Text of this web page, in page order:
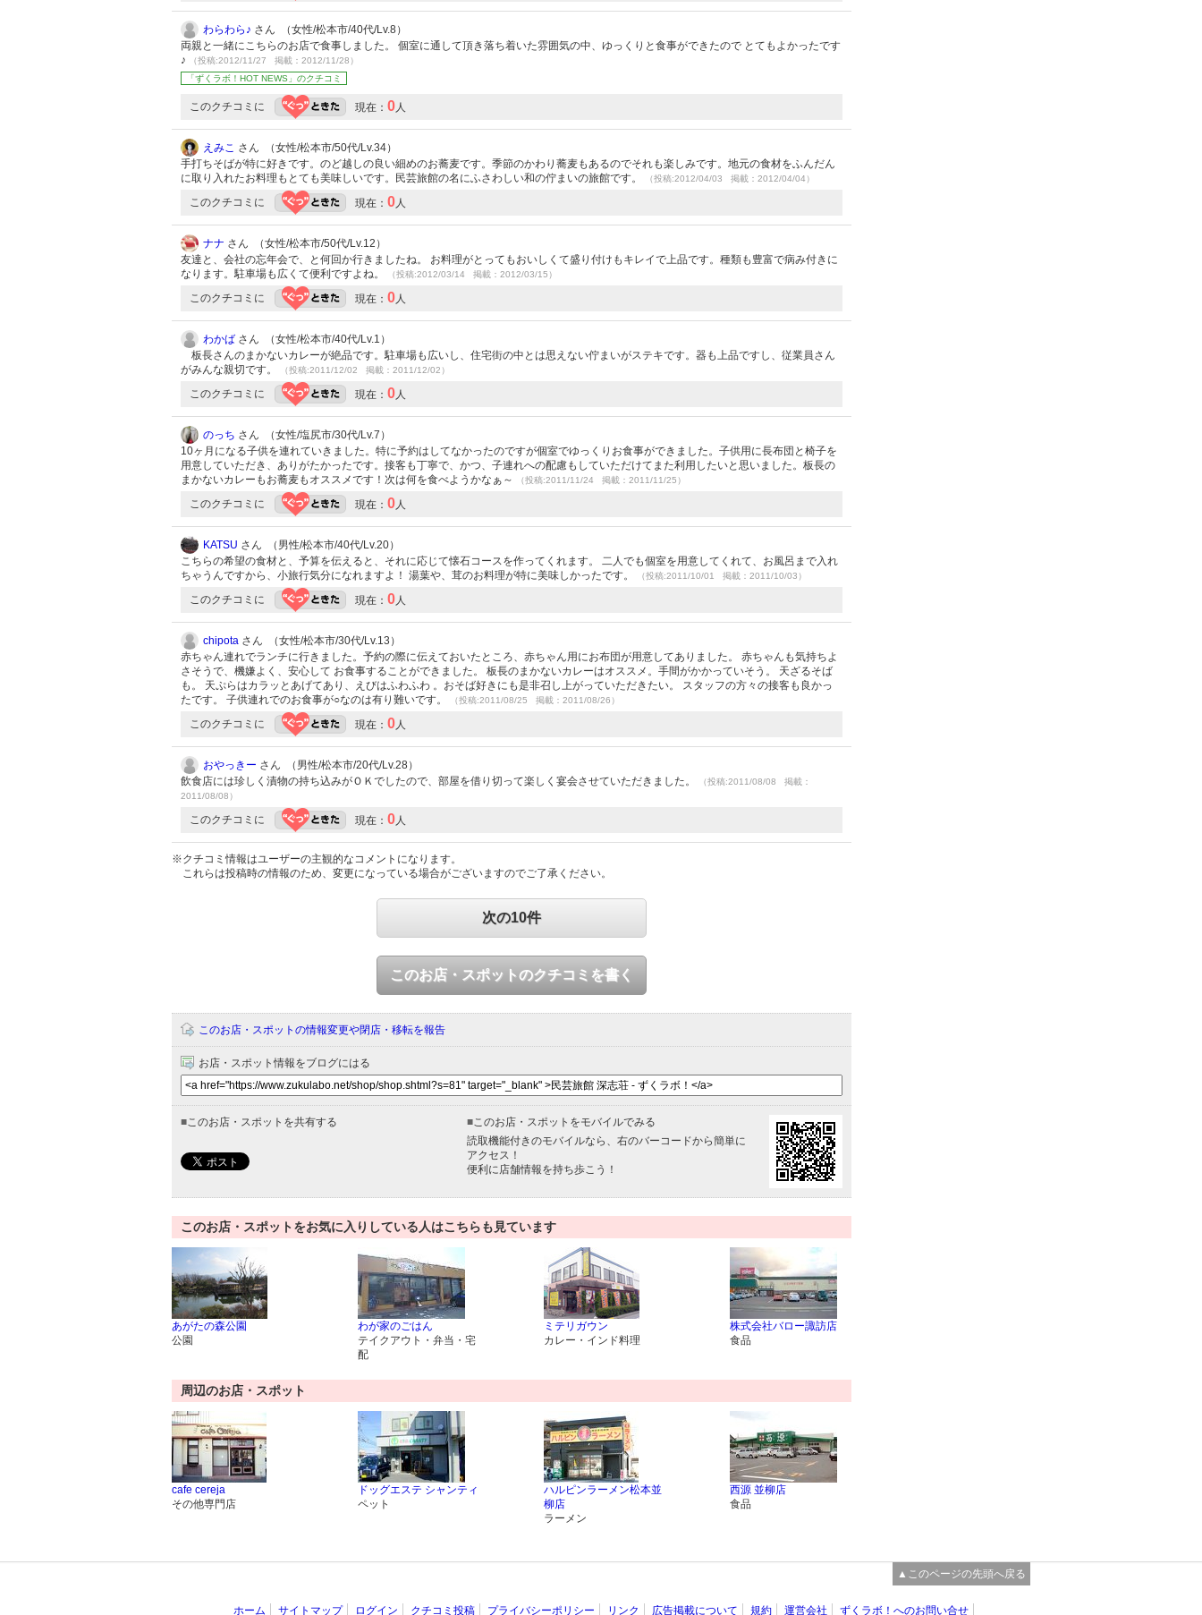
わらわら♪ さん （女性/松本市/40代/Lv.8）
両親と一緒にこちらのお店で食事しました。 個室に通して頂き落ち着いた雰囲気の中、ゆっくりと食事ができたので とてもよかったです
♪
（投稿:2012/11/27 掲載：2012/11/28）
「ずくラボ！HOT NEWS」のクチコミ
このクチコミに 現在： 0人
えみこ さん （女性/松本市/50代/Lv.34）
手打ちそばが特に好きです。のど越しの良い細めのお蕎麦です。季節のかわり蕎麦もあるのでそれも楽しみです。地元の食材をふんだん
に取り入れたお料理もとても美味しいです。民芸旅館の名にふさわしい和の佇まいの旅館です。
（投稿:2012/04/03 掲載：2012/04/04）
このクチコミに 現在： 0人
ナナ さん （女性/松本市/50代/Lv.12）
友達と、会社の忘年会で、と何回か行きましたね。 お料理がとってもおいしくて盛り付けもキレイで上品です。種類も豊富で病み付きに
なります。駐車場も広くて便利ですよね。
（投稿:2012/03/14 掲載：2012/03/15）
このクチコミに 現在： 0人
わかば さん （女性/松本市/40代/Lv.1）
板長さんのまかないカレーが絶品です。駐車場も広いし、住宅街の中とは思えない佇まいがステキです。器も上品ですし、従業員さん
がみんな親切です。
（投稿:2011/12/02 掲載：2011/12/02）
このクチコミに 現在： 0人
のっち さん （女性/塩尻市/30代/Lv.7）
10ヶ月になる子供を連れていきました。特に予約はしてなかったのですが個室でゆっくりお食事ができました。子供用に長布団と椅子を
用意していただき、ありがたかったです。接客も丁寧で、かつ、子連れへの配慮もしていただけてまた利用したいと思いました。板長の
まかないカレーもお蕎麦もオススメです！次は何を食べようかなぁ～
（投稿:2011/11/24 掲載：2011/11/25）
このクチコミに 現在： 0人
KATSU さん （男性/松本市/40代/Lv.20）
こちらの希望の食材と、予算を伝えると、それに応じて懐石コースを作ってくれます。 二人でも個室を用意してくれて、お風呂まで入れ
ちゃうんですから、小旅行気分になれますよ！ 湯葉や、茸のお料理が特に美味しかったです。
（投稿:2011/10/01 掲載：2011/10/03）
このクチコミに 現在： 0人
chipota さん （女性/松本市/30代/Lv.13）
赤ちゃん連れでランチに行きました。予約の際に伝えておいたところ、赤ちゃん用にお布団が用意してありました。 赤ちゃんも気持ちよ
さそうで、機嫌よく、安心して お食事することができました。 板長のまかないカレーはオススメ。手間がかかっていそう。 天ざるそば
も。 天ぷらはカラッとあげてあり、えびはふわふわ 。おそば好きにも是非召し上がっていただきたい。 スタッフの方々の接客も良かっ
たです。 子供連れでのお食事が○なのは有り難いです。
（投稿:2011/08/25 掲載：2011/08/26）
このクチコミに 現在： 0人
おやっきー さん （男性/松本市/20代/Lv.28）
飲食店には珍しく漬物の持ち込みがＯＫでしたので、部屋を借り切って楽しく宴会させていただきました。
（投稿:2011/08/08 掲載：
2011/08/08）
このクチコミに 現在： 0人
※クチコミ情報はユーザーの主観的なコメントになります。
これらは投稿時の情報のため、変更になっている場合がございますのでご了承ください。
次の10件
このお店・スポットのクチコミを書く
このお店・スポットの情報変更や閉店・移転を報告
お店・スポット情報をブログにはる
■このお店・スポットを共有する ■このお店・スポットをモバイルでみる
読取機能付きのモバイルなら、右のバーコードから簡単に
アクセス！
便利に店舗情報を持ち歩こう！
このお店・スポットをお気に入りしている人はこちらも見ています
あがたの森公園
公園
わが家のごはん
テイクアウト・弁当・宅
配
ミテリガウン
カレー・インド料理
株式会社バロー諏訪店
食品
周辺のお店・スポット
cafe cereja
その他専門店
ドッグエステ シャンティ
ペット
ハルピンラーメン松本並
柳店
ラーメン
西源 並柳店
食品
▲このページの先頭へ戻る
ホーム サイトマップ ログイン クチコミ投稿 プライバシーポリシー リンク 広告掲載について 規約 運営会社 ずくラボ！へのお問い合せ